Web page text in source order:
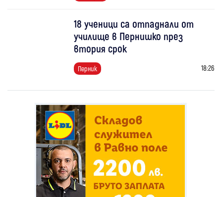
18 ученици са отпаднали от
училище в Пернишко през
втория срок
Перник 18:26